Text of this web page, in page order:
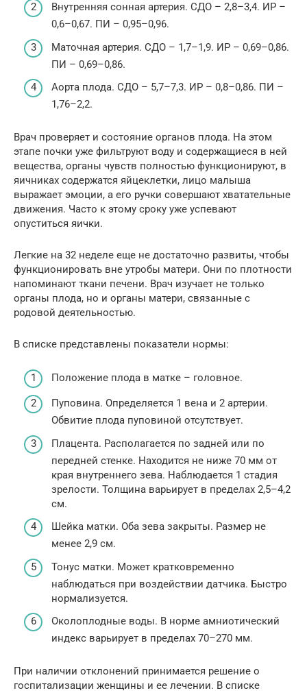
Внутренняя сонная артерия. СДО – 2,8–3,4. ИР –
0,6–0,67. ПИ – 0,95–0,96.
Маточная артерия. СДО – 1,7–1,9. ИР – 0,69–0,86.
ПИ – 0,69–0,86.
Аорта плода. СДО – 5,7–7,3. ИР – 0,8–0,86. ПИ –
1,76–2,2.
Врач проверяет и состояние органов плода. На этом
этапе почки уже фильтруют воду и содержащиеся в ней
вещества, органы чувств полностью функционируют, в
яичниках содержатся яйцеклетки, лицо малыша
выражает эмоции, а его ручки совершают хватательные
движения. Часто к этому сроку уже успевают
опуститься яички.
Легкие на 32 неделе еще не достаточно развиты, чтобы
функционировать вне утробы матери. Они по плотности
напоминают ткани печени. Врач изучает не только
органы плода, но и органы матери, связанные с
родовой деятельностью.
В списке представлены показатели нормы:
Положение плода в матке – головное.
Пуповина. Определяется 1 вена и 2 артерии.
Обвитие плода пуповиной отсутствует.
Плацента. Располагается по задней или по
передней стенке. Находится не ниже 70 мм от
края внутреннего зева. Наблюдается 1 стадия
зрелости. Толщина варьирует в пределах 2,5–4,2
см.
Шейка матки. Оба зева закрыты. Размер не
менее 2,9 см.
Тонус матки. Может кратковременно
наблюдаться при воздействии датчика. Быстро
нормализуется.
Околоплодные воды. В норме амниотический
индекс варьирует в пределах 70–270 мм.
При наличии отклонений принимается решение о
госпитализации женщины и ее лечении. В списке